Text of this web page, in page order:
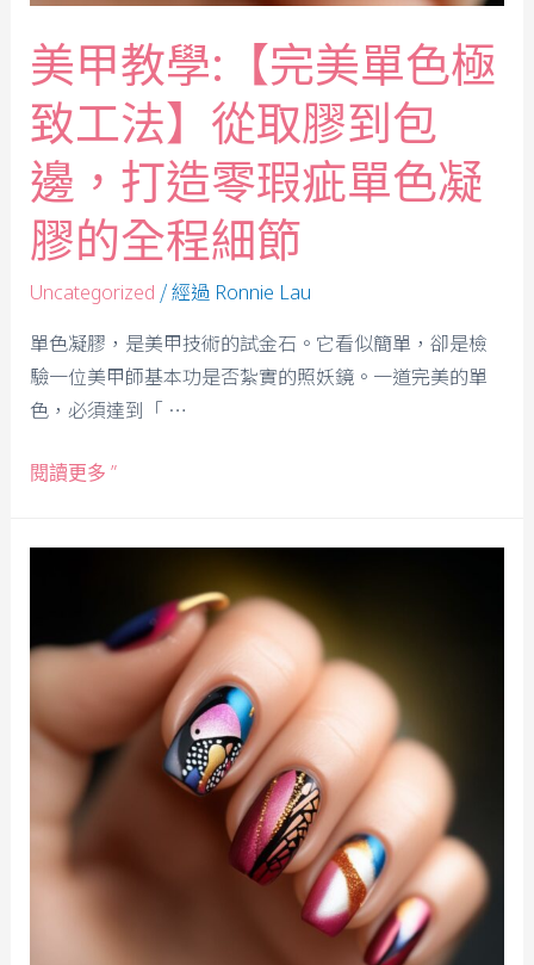
美甲教學:【完美單色極
致工法】從取膠到包
邊，打造零瑕疵單色凝
膠的全程細節
Uncategorized / 經過 Ronnie Lau
單色凝膠，是美甲技術的試金石。它看似簡單，卻是檢
驗一位美甲師基本功是否紮實的照妖鏡。一道完美的單
色，必須達到「 …
閱讀更多 ”